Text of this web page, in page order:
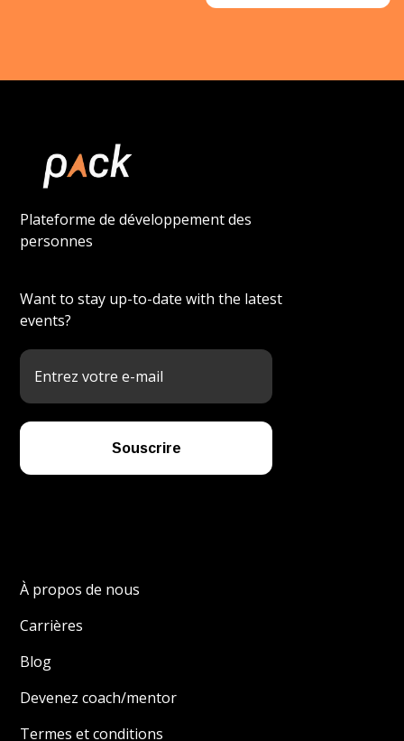
Plateforme de développement des
personnes
Want to stay up-to-date with the latest
events?
À propos de nous
Carrières
Blog
Devenez coach/mentor
Termes et conditions